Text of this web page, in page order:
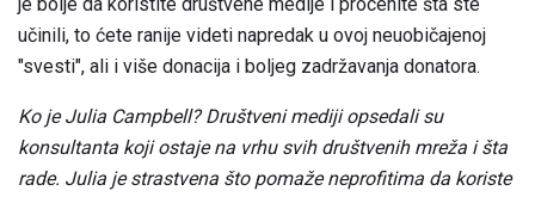
učinili, to ćete ranije videti napredak u ovoj neuobičajenoj
"svesti", ali i više donacija i boljeg zadržavanja donatora.
Ko je Julia Campbell? Društveni mediji opsedali su
konsultanta koji ostaje na vrhu svih društvenih mreža i šta
rade. Julia je strastvena što pomaže neprofitima da koriste